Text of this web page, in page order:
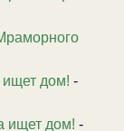
ищет дом! -
ищет дом! -